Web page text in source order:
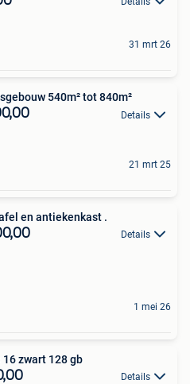
31 mrt 26
540m² tot 840m²
Details
21 mrt 25
en antiekenkast .
Details
1 mei 26
16 zwart 128 gb
Details